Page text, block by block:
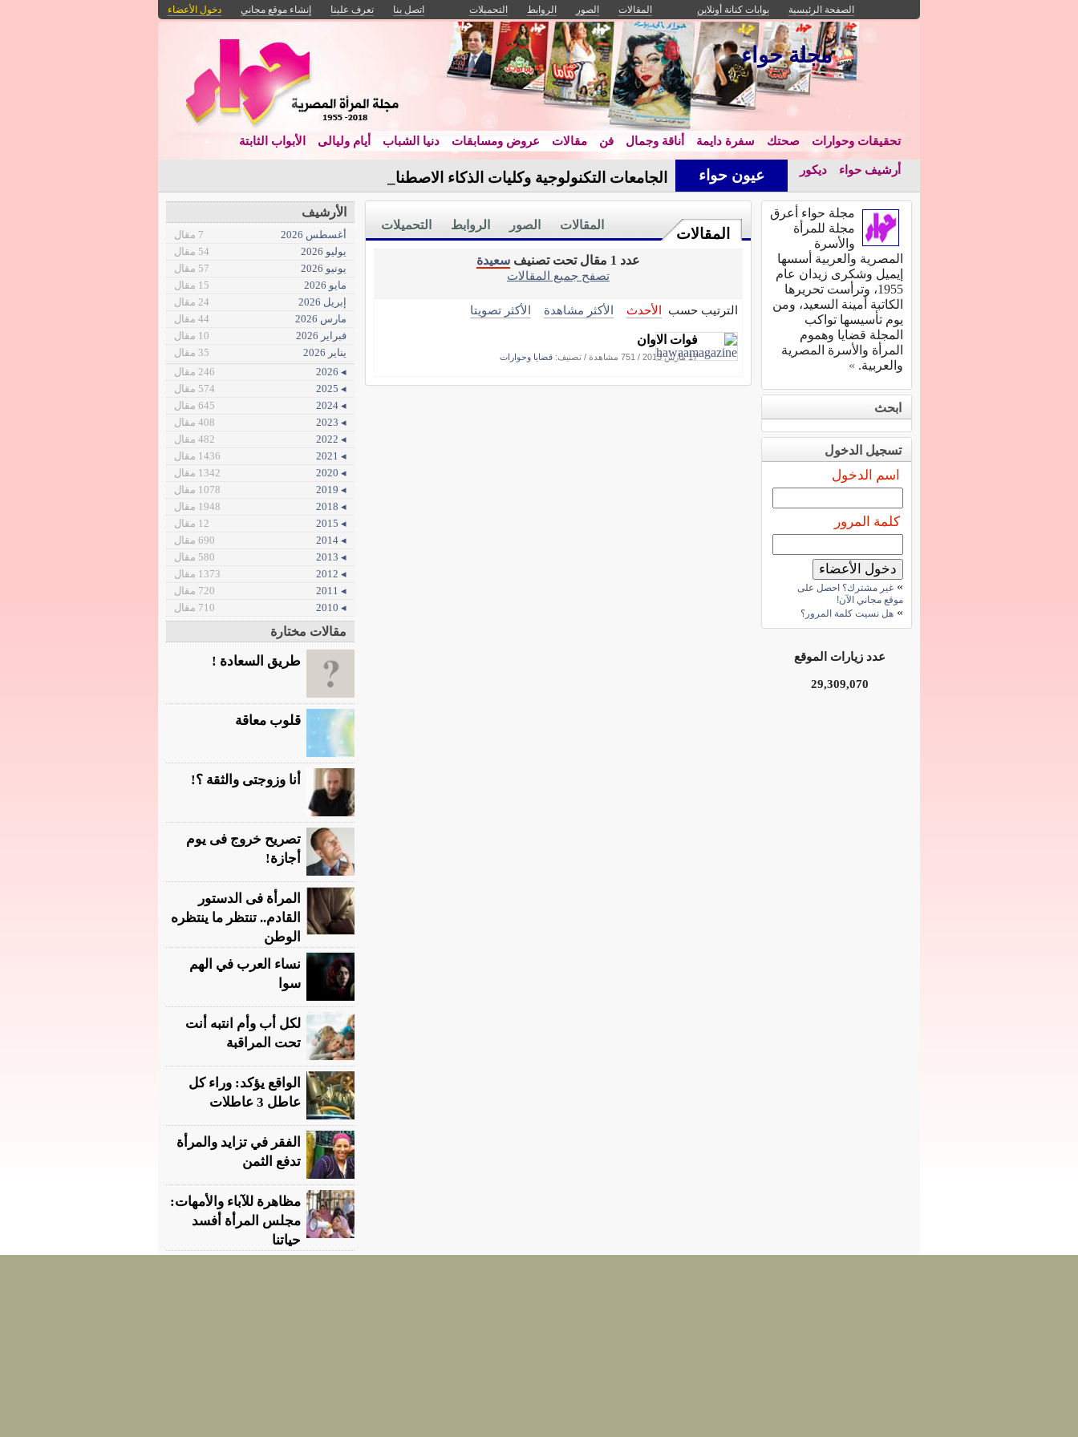
الصفحة الرئيسية بوابات كنانة أونلاين المقالات الصور الروابط التحميلات اتصل بنا تعرف علينا إنشاء موقع مجاني دخول الأعضاء
مجلة حواء
تحقيقات وحوارات صحتك سفرة دايمة أناقة وجمال فن مقالات عروض ومسابقات دنيا الشباب أيام وليالى الأبواب الثابتة
أرشيف حواء ديكور عيون حواء الجامعات التكنولوجية وكليات الذكاء الاصطناعي استثم_
المقالات
التحميلات الروابط الصور المقالات
عدد 1 مقال تحت تصنيف
سعيدة
تصفح جميع المقالات
الترتيب حسب الأحدث الأكثر مشاهدة الأكثر تصويتا
فوات الاوان
17 مارس 2013 / 751 مشاهدة / تصنيف: قضايا وحوارات
مجلة حواء أعرق
مجلة للمرأة
والأسرة
المصرية والعربية أسسها
إيميل وشكرى زيدان عام
1955، وترأست تحريرها
الكاتبة أمينة السعيد، ومن
يوم تأسيسها تواكب
المجلة قضايا وهموم
المرأة والأسرة المصرية
والعربية. »
ابحث
تسجيل الدخول
اسم الدخول
كلمة المرور
» غير مشترك؟ احصل على
موقع مجاني الآن!
» هل نسيت كلمة المرور؟
عدد زيارات الموقع
29,309,070
الأرشيف
أغسطس 2026
7 مقال
يوليو 2026
54 مقال
يونيو 2026
57 مقال
مايو 2026
15 مقال
إبريل 2026
24 مقال
مارس 2026
44 مقال
فبراير 2026
10 مقال
يناير 2026
35 مقال
◂ 2026
246 مقال
◂ 2025
574 مقال
◂ 2024
645 مقال
◂ 2023
408 مقال
◂ 2022
482 مقال
◂ 2021
1436 مقال
◂ 2020
1342 مقال
◂ 2019
1078 مقال
◂ 2018
1948 مقال
◂ 2015
12 مقال
◂ 2014
690 مقال
◂ 2013
580 مقال
◂ 2012
1373 مقال
◂ 2011
720 مقال
◂ 2010
710 مقال
مقالات مختارة
طريق السعادة !
قلوب معاقة
أنا وزوجتى والثقة ؟!
تصريح خروج فى يوم
أجازة!
المرأة فى الدستور
القادم.. تنتظر ما ينتظره
الوطن
نساء العرب في الهم
سوا
لكل أب وأم انتبه أنت
تحت المراقبة
الواقع يؤكد: وراء كل
عاطل 3 عاطلات
الفقر في تزايد والمرأة
تدفع الثمن
مظاهرة للآباء والأمهات:
مجلس المرأة أفسد
حياتنا